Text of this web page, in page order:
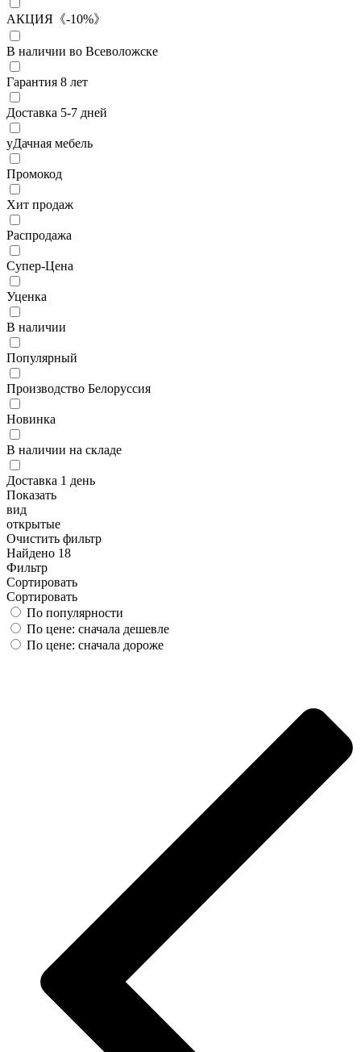
АКЦИЯ《-10%》
В наличии во Всеволожске
Гарантия 8 лет
Доставка 5-7 дней
уДачная мебель
Промокод
Хит продаж
Распродажа
Супер-Цена
Уценка
В наличии
Популярный
Производство Белоруссия
Новинка
В наличии на складе
Доставка 1 день
Показать
вид
открытые
Очистить фильтр
Найдено 18
Фильтр
Сортировать
Сортировать
По популярности
По цене: сначала дешевле
По цене: сначала дороже